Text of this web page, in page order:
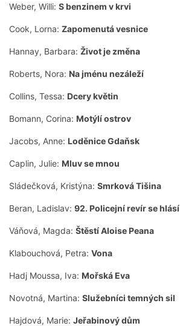
Weber, Willi: S benzinem v krvi
Cook, Lorna: Zapomenutá vesnice
Hannay, Barbara: Život je změna
Roberts, Nora: Na jménu nezáleží
Collins, Tessa: Dcery květin
Bomann, Corina: Motýlí ostrov
Jacobs, Anne: Loděnice Gdaňsk
Caplin, Julie: Mluv se mnou
Sládečková, Kristýna: Smrková Tišina
Beran, Ladislav: 92. Policejní revír se hlásí
Váňová, Magda: Štěstí Aloise Peana
Klabouchová, Petra: Vona
Hadj Moussa, Iva: Mořská Eva
Novotná, Martina: Služebníci temných sil
Hajdová, Marie: Jeřabinový dům